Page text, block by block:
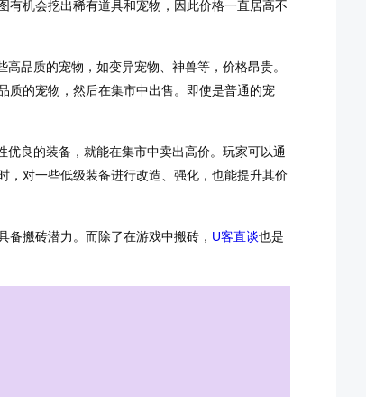
有机会挖出稀有道具和宠物，因此价格一直居高不
品质的宠物，如变异宠物、神兽等，价格昂贵。
质的宠物，然后在集市中出售。即使是普通的宠
良的装备，就能在集市中卖出高价。玩家可以通
，对一些低级装备进行改造、强化，也能提升其价
搬砖潜力。而除了在游戏中搬砖， U客直谈也是